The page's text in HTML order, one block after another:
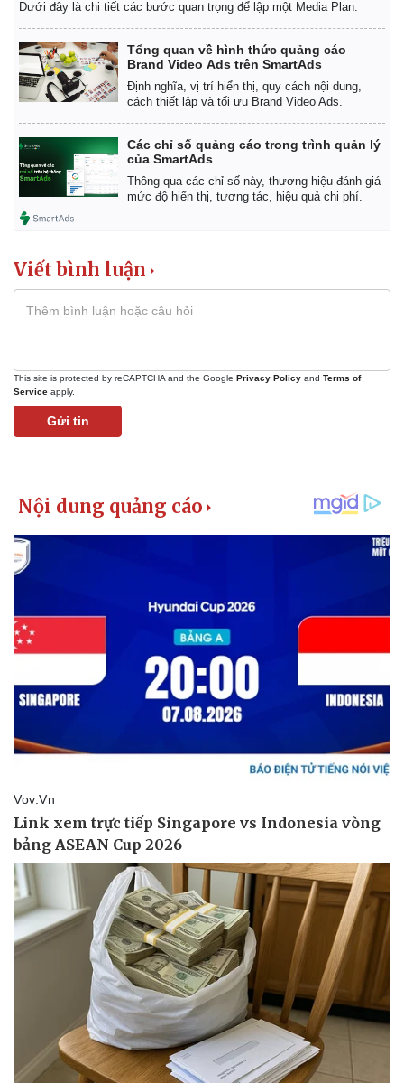
Vụ án
Quân sự - Quốc phòng
Vũ khí
Việt Nam
Dưới đây là chi tiết các bước quan trọng để lập một Media Plan.
Tổng quan về hình thức quảng cáo
Brand Video Ads trên SmartAds
Định nghĩa, vị trí hiển thị, quy cách nội dung,
cách thiết lập và tối ưu Brand Video Ads.
Các chỉ số quảng cáo trong trình quản lý
của SmartAds
Thông qua các chỉ số này, thương hiệu đánh giá
mức độ hiển thị, tương tác, hiệu quả chi phí.
Viết bình luận
This site is protected by reCAPTCHA and the Google Privacy Policy and Terms of
Service apply.
Gửi tin